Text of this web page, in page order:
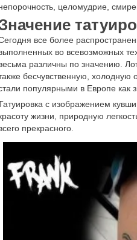
целомудрие,
все более
во всевозможных
различны по значению.
бесчувственную,
популярными в Европе как
с изображением
жизни, природную
прекрасного.